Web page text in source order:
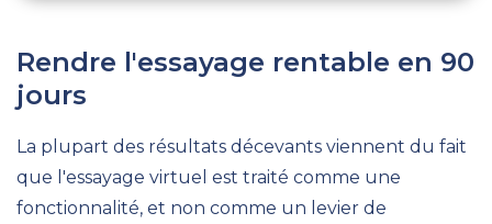
Rendre l'essayage rentable en 90
jours
La plupart des résultats décevants viennent du fait
que l'essayage virtuel est traité comme une
fonctionnalité, et non comme un levier de